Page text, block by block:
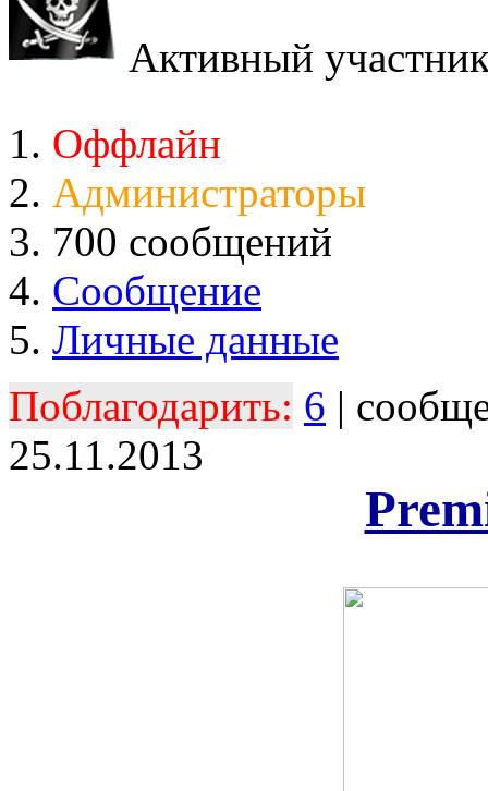
Активный
Оффлайн
Администраторы
700 сообщений
Сообщение
Личные данные
Поблагодарить: 6 |
25.11.2013